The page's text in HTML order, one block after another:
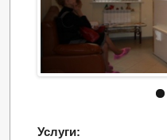
Журнал "Лучевая
Услуги: